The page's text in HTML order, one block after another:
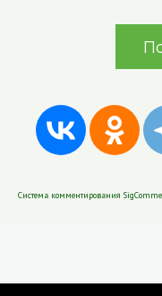
Система комментирования